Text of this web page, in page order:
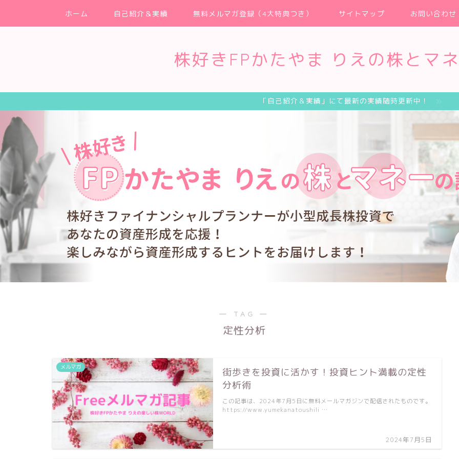
ホーム 自己紹介＆実績 無料メルマガ登録（4大特典つき） サイトマップ お問い合わせ
株好きFPかたやま りえの株とマ
「自己紹介＆実績」にて最新の実績随時更新中！
― TAG ―
定性分析
メルマガ
街歩きを投資に活かす！投資ヒント満載の定性
分析術
2024年7月5日
この記事は、2024年7月5日に無料メールマガジンで配信されたものです。
https://www.yumekanatoushili …